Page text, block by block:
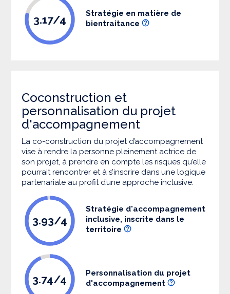
3.17/4
Stratégie en matière de
bientraitance
Coconstruction et
personnalisation du projet
d'accompagnement
La co-construction du projet d’accompagnement
vise à rendre la personne pleinement actrice de
son projet, à prendre en compte les risques qu’elle
pourrait rencontrer et à s’inscrire dans une logique
partenariale au profit d’une approche inclusive.
3.93/4
Stratégie d'accompagnement
inclusive, inscrite dans le
territoire
3.74/4
Personnalisation du projet
d'accompagnement